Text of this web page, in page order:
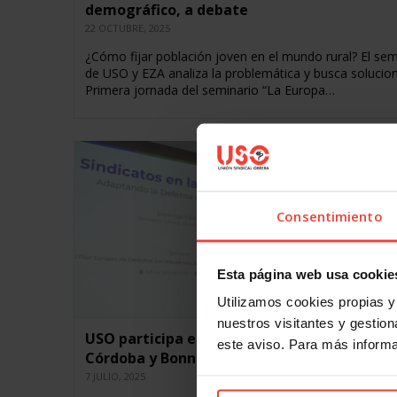
Consentimiento
Esta página web usa
Utilizamos cookies propias
nuestros visitantes y
este aviso. Para más
demográfico, a debate
22 OCTUBRE, 2025
¿Cómo fijar población joven en el mundo rural? El
de USO y EZA analiza la problemática y busca
Primera jornada del seminario “La Europa…
USO participa en sendos seminarios de EZA
Córdoba y Bonn
7 JULIO, 2025